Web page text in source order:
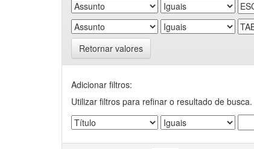
Retornar valores
Adicionar filtros:
Utilizar filtros para refinar o resultado de busca.